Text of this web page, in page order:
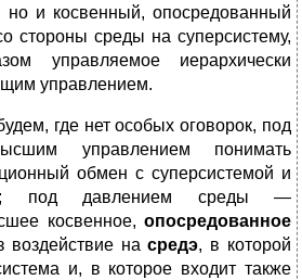
но и косвенный, опосредованный
стороны среды на суперсистему,
управляемое иерархически
управлением.
где нет особых оговорок, под
управлением понимать
обмен с суперсистемой и
под давлением среды —
косвенное, опосредованное
воздействие насредэ, в которой
и, в которое входит также